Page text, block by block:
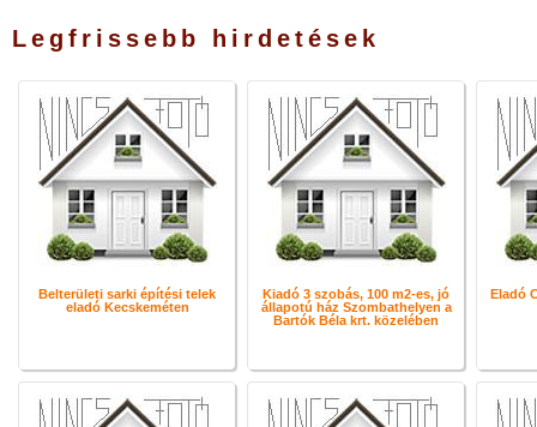
Legfrissebb hirdetések
Belterületi sarki építési telek
eladó Kecskeméten
Kiadó 3 szobás, 100 m2-es, jó
állapotú ház Szombathelyen a
Bartók Béla krt. közelében
Eladó